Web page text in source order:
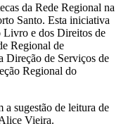
da Rede Regional na
Santo. Esta iniciativa
Livro e dos Direitos de
Regional de
Direção de Serviços de
Regional do
sugestão de leitura de
Vieira.